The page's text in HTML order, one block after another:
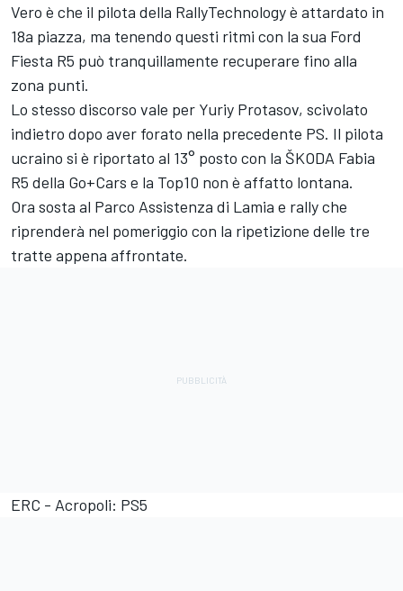
Vero è che il pilota della RallyTechnology è attardato in
18a piazza, ma tenendo questi ritmi con la sua Ford
Fiesta R5 può tranquillamente recuperare fino alla
zona punti.
Lo stesso discorso vale per Yuriy Protasov, scivolato
indietro dopo aver forato nella precedente PS. Il pilota
ucraino si è riportato al 13° posto con la ŠKODA Fabia
R5 della Go+Cars e la Top10 non è affatto lontana.
Ora sosta al Parco Assistenza di Lamia e rally che
riprenderà nel pomeriggio con la ripetizione delle tre
tratte appena affrontate.
ERC - Acropoli: PS5